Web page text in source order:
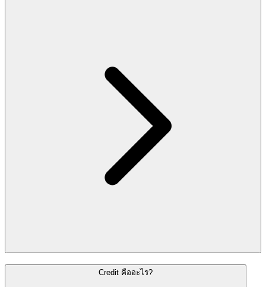
Credit คืออะไร?